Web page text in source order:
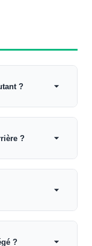
?
?
?